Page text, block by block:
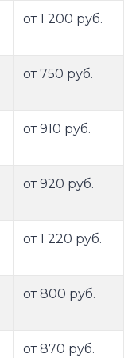
от 1 200 руб.
от 750 руб.
от 910 руб.
от 920 руб.
от 1 220 руб.
от 800 руб.
от 870 руб.